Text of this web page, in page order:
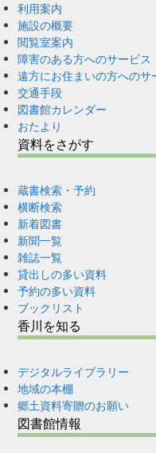
利用案内
施設の概要
閲覧室案内
障害のある方へのサービス
遠方にお住まいの方へのサ
交通手段
図書館カレンダー
おたより
資料をさがす
蔵書検索・予約
横断検索
新着図書
新聞一覧
雑誌一覧
貸出しの多い資料
予約の多い資料
ブックリスト
香川を知る
デジタルライブラリー
地域の本棚
郷土資料寄贈のお願い
図書館情報